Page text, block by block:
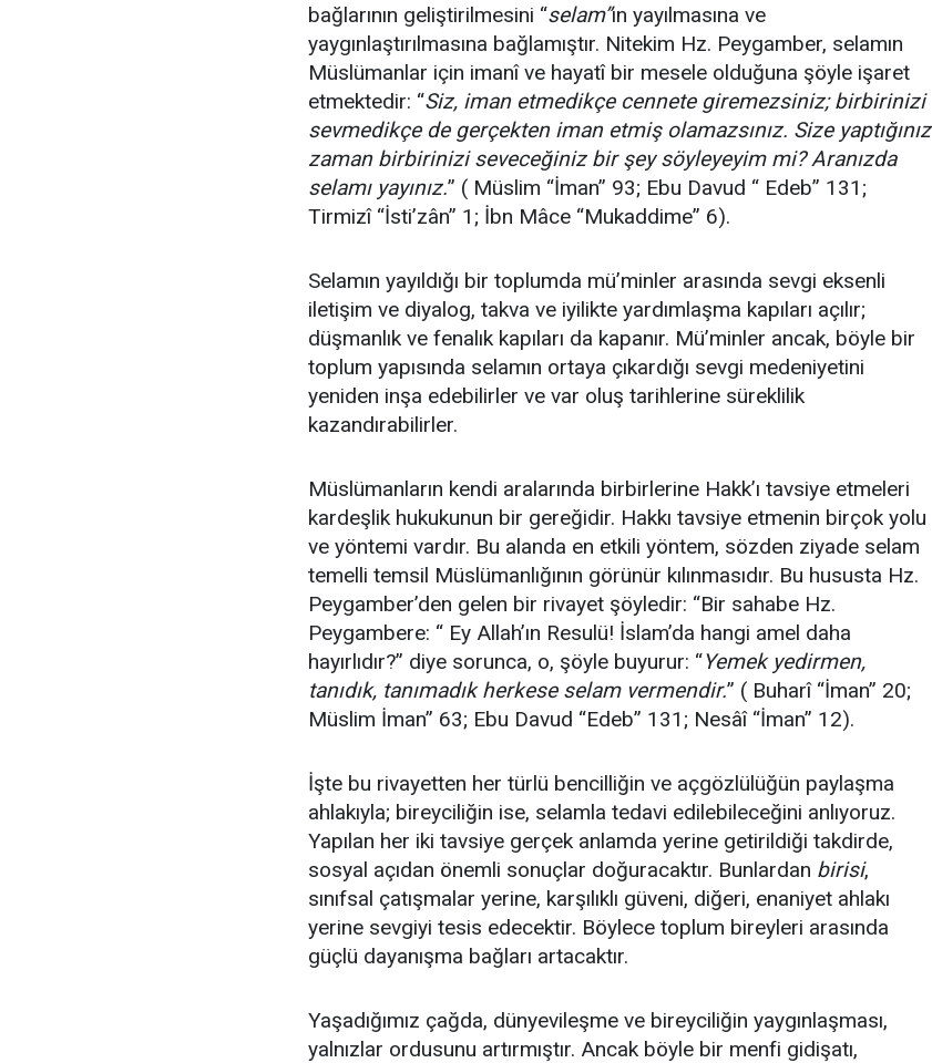
bağlarının geliştirilmesini “selam”ın yayılmasına ve
yaygınlaştırılmasına bağlamıştır. Nitekim Hz. Peygamber, selamın
Müslümanlar için imanî ve hayatî bir mesele olduğuna şöyle işaret
etmektedir: “Siz, iman etmedikçe cennete giremezsiniz; birbirinizi
sevmedikçe de gerçekten iman etmiş olamazsınız. Size yaptığınız
zaman birbirinizi seveceğiniz bir şey söyleyeyim mi? Aranızda
selamı yayınız.” ( Müslim “İman” 93; Ebu Davud “ Edeb” 131;
Tirmizî “İsti’zân” 1; İbn Mâce “Mukaddime” 6).
Selamın yayıldığı bir toplumda mü’minler arasında sevgi eksenli
iletişim ve diyalog, takva ve iyilikte yardımlaşma kapıları açılır;
düşmanlık ve fenalık kapıları da kapanır. Mü’minler ancak, böyle bir
toplum yapısında selamın ortaya çıkardığı sevgi medeniyetini
yeniden inşa edebilirler ve var oluş tarihlerine süreklilik
kazandırabilirler.
Müslümanların kendi aralarında birbirlerine Hakk’ı tavsiye etmeleri
kardeşlik hukukunun bir gereğidir. Hakkı tavsiye etmenin birçok yolu
ve yöntemi vardır. Bu alanda en etkili yöntem, sözden ziyade selam
temelli temsil Müslümanlığının görünür kılınmasıdır. Bu hususta Hz.
Peygamber’den gelen bir rivayet şöyledir: “Bir sahabe Hz.
Peygambere: “ Ey Allah’ın Resulü! İslam’da hangi amel daha
hayırlıdır?” diye sorunca, o, şöyle buyurur: “Yemek yedirmen,
tanıdık, tanımadık herkese selam vermendir.” ( Buharî “İman” 20;
Müslim İman” 63; Ebu Davud “Edeb” 131; Nesâî “İman” 12).
İşte bu rivayetten her türlü bencilliğin ve açgözlülüğün paylaşma
ahlakıyla; bireyciliğin ise, selamla tedavi edilebileceğini anlıyoruz.
Yapılan her iki tavsiye gerçek anlamda yerine getirildiği takdirde,
sosyal açıdan önemli sonuçlar doğuracaktır. Bunlardan birisi,
sınıfsal çatışmalar yerine, karşılıklı güveni, diğeri, enaniyet ahlakı
yerine sevgiyi tesis edecektir. Böylece toplum bireyleri arasında
güçlü dayanışma bağları artacaktır.
Yaşadığımız çağda, dünyevileşme ve bireyciliğin yaygınlaşması,
yalnızlar ordusunu artırmıştır. Ancak böyle bir menfi gidişatı,